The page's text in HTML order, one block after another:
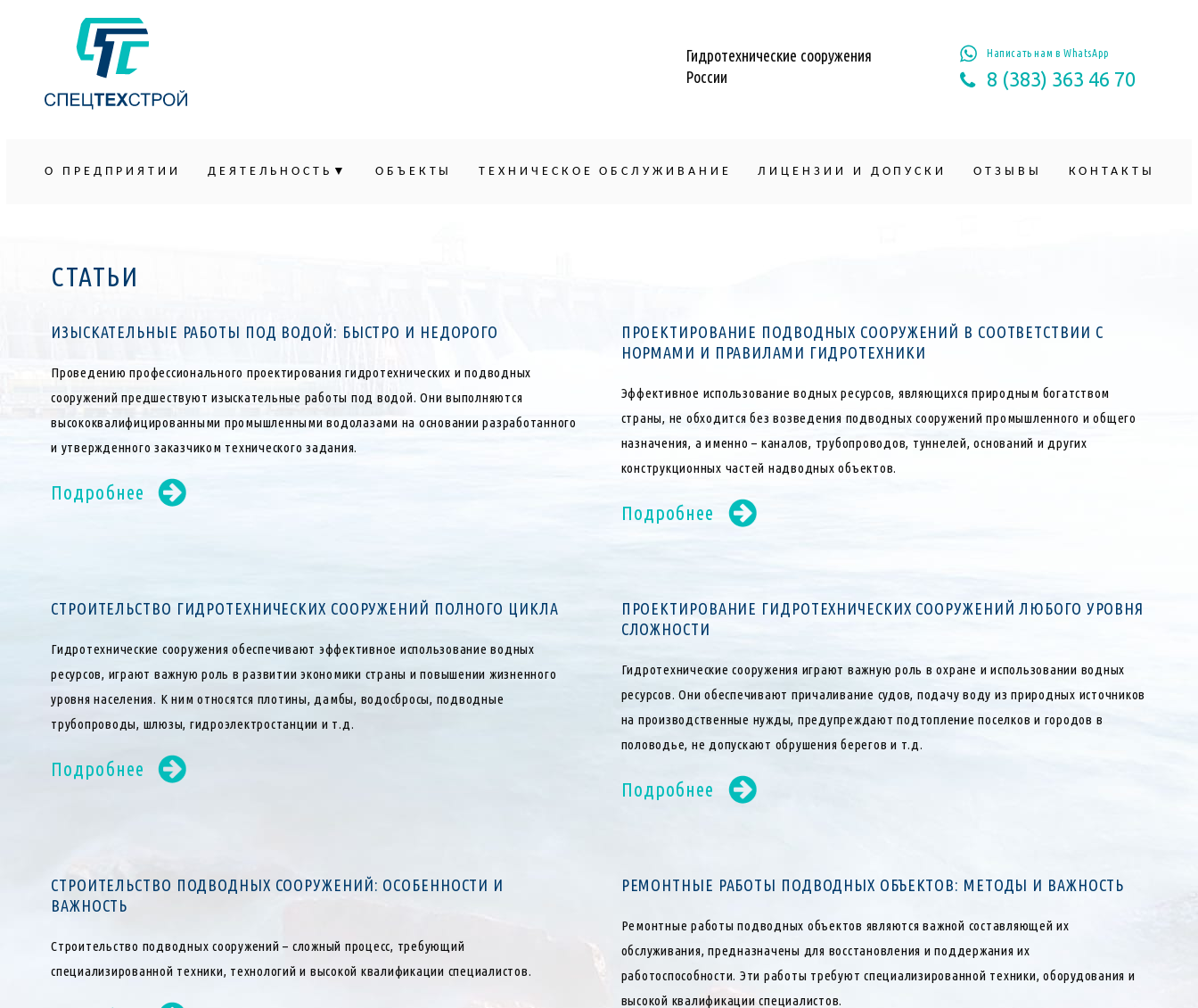
Гидротехнические сооружения
России
Написать нам в WhatsApp
8 (383) 363 46 70
О ПРЕДПРИЯТИИ ДЕЯТЕЛЬНОСТЬ ОБЪЕКТЫ ТЕХНИЧЕСКОЕ ОБСЛУЖИВАНИЕ ЛИЦЕНЗИИ И ДОПУСКИ ОТЗЫВЫ КОНТАКТЫ
СТАТЬИ
ИЗЫСКАТЕЛЬНЫЕ РАБОТЫ ПОД ВОДОЙ: БЫСТРО И НЕДОРОГО
Проведению профессионального проектирования гидротехнических и подводных
сооружений предшествуют изыскательные работы под водой. Они выполняются
высококвалифицированными промышленными водолазами на основании разработанного
и утвержденного заказчиком технического задания.
Подробнее
ПРОЕКТИРОВАНИЕ ПОДВОДНЫХ СООРУЖЕНИЙ В СООТВЕТСТВИИ С
НОРМАМИ И ПРАВИЛАМИ ГИДРОТЕХНИКИ
Эффективное использование водных ресурсов, являющихся природным богатством
страны, не обходится без возведения подводных сооружений промышленного и общего
назначения, а именно – каналов, трубопроводов, туннелей, оснований и других
конструкционных частей надводных объектов.
Подробнее
СТРОИТЕЛЬСТВО ГИДРОТЕХНИЧЕСКИХ СООРУЖЕНИЙ ПОЛНОГО ЦИКЛА
Гидротехнические сооружения обеспечивают эффективное использование водных
ресурсов, играют важную роль в развитии экономики страны и повышении жизненного
уровня населения. К ним относятся плотины, дамбы, водосбросы, подводные
трубопроводы, шлюзы, гидроэлектростанции и т.д.
Подробнее
ПРОЕКТИРОВАНИЕ ГИДРОТЕХНИЧЕСКИХ СООРУЖЕНИЙ ЛЮБОГО УРОВНЯ
СЛОЖНОСТИ
Гидротехнические сооружения играют важную роль в охране и использовании водных
ресурсов. Они обеспечивают причаливание судов, подачу воду из природных источников
на производственные нужды, предупреждают подтопление поселков и городов в
половодье, не допускают обрушения берегов и т.д.
Подробнее
СТРОИТЕЛЬСТВО ПОДВОДНЫХ СООРУЖЕНИЙ: ОСОБЕННОСТИ И
ВАЖНОСТЬ
Строительство подводных сооружений – сложный процесс, требующий
специализированной техники, технологий и высокой квалификации специалистов.
РЕМОНТНЫЕ РАБОТЫ ПОДВОДНЫХ ОБЪЕКТОВ: МЕТОДЫ И ВАЖНОСТЬ
Ремонтные работы подводных объектов являются важной составляющей их
обслуживания, предназначены для восстановления и поддержания их
работоспособности. Эти работы требуют специализированной техники, оборудования и
высокой квалификации специалистов.